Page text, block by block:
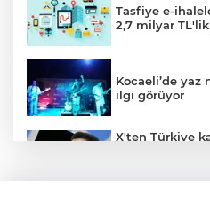
Tasfiye e-
2,7 milyar TL'lik
Kocaeli’de
ilgi görüyor
X'ten Türkiye
mahkemeye